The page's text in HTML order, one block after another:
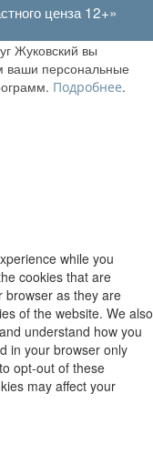
ценза 12+»
Жуковский вы
ваши персональные
Подробнее.
while you
cookies that are
browser as they are
of the website. We also
understand how you
in your browser only
opt-out of these
may affect your